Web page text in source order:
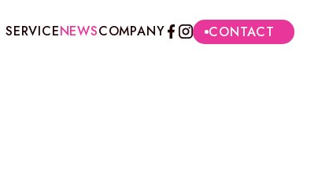
SERVICENEWSCOMPANY CONTACT